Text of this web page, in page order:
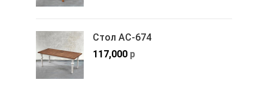
Стол АС-674
117,000 р